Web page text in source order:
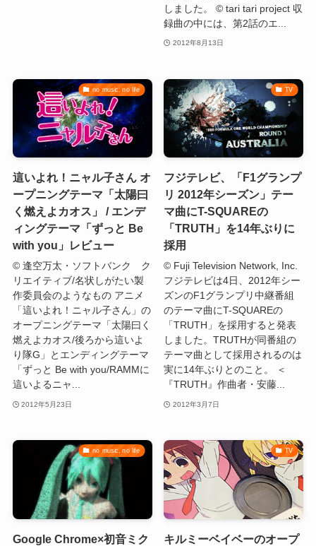
しました。 © tari tari project 収
録曲の中には、第2話のエ...
2012年8月13日
no music, no life
這いよれ！ニャル子さん オ
ープニングテーマ「太陽曰
く燃えよカオス」 / エンデ
ィングテーマ「ずっと Be
with you」レビュー
© 逢空万太・ソフトバンク ク
リエイティブ/名状しがたい製
作委員会のようなもの アニメ
「這いよれ！ニャル子さん」の
オープニングテーマ「太陽曰く
燃えよカオス/後ろから這いよ
り隊G」とエンディングテーマ
「ずっと Be with you/RAMMに
這いよるニャ...
2012年5月23日
TV
フジテレビ、「F1グランプ
リ 2012年シーズン」テー
マ曲にT-SQUAREの
「TRUTH」を14年ぶりに
採用
© Fuji Television Network, Inc.
フジテレビは4日、2012年シー
ズンのF1グランプリ中継番組
のテーマ曲にT-SQUAREの
「TRUTH」を採用すると発表
しました。TRUTHが同番組の
テーマ曲として採用されるのは
実に14年ぶりとのこと。 ＜
『TRUTH』作曲者・安藤...
2012年3月7日
no music, no life
Google Chrome×初音ミク
TV
キルミーベイベーのオープ